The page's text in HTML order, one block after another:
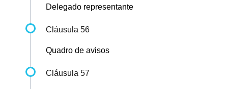
Delegado representante
Cláusula 56
Quadro de avisos
Cláusula 57